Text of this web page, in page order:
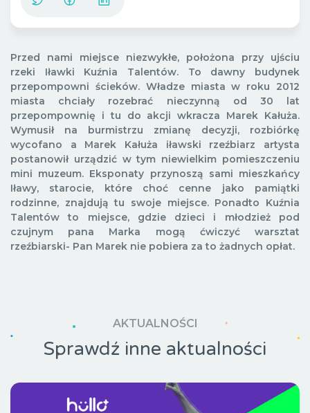
Przed nami miejsce niezwykłe, położona przy ujściu
rzeki Iławki Kuźnia Talentów. To dawny budynek
przepompowni ścieków. Władze miastaw roku 2012
miasta chciały rozebrać nieczynną od 30 lat
przepompownię i tu do akcji wkracza Marek Kałuża.
Wymusił na burmistrzu zmianę decyzji, rozbiórkę
wycofano a Marek Kałuża iławski rzeźbiarz artysta
postanowił urządzić w tym niewielkim pomieszczeniu
mini muzeum. Eksponaty przynoszą sami mieszkańcy
Iławy, starocie, które choć cenne jako pamiątki
rodzinne, znajdują tu swoje miejsce. Ponadto Kuźnia
Talentów to miejsce,gdzie dzieci i młodzież pod
czujnym pana Marka mogą ćwiczyć warsztat
rzeźbiarski- Pan Marek nie pobiera za to żadnych opłat.
AKTUALNOŚCI
Sprawdź inne aktualności